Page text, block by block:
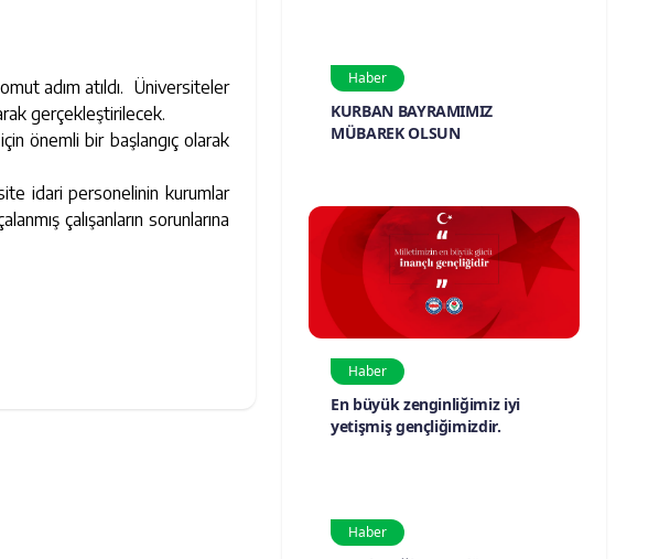
adım atıldı. Üniversiteler
gerçekleştirilecek.
önemli bir başlangıç olarak
idari personelinin kurumlar
çalışanların sorunlarına
Haber
KURBAN BAYRAMIMIZ
MÜBAREK OLSUN
Haber
En büyük zenginliğimiz iyi
yetişmiş gençliğimizdir.
Haber